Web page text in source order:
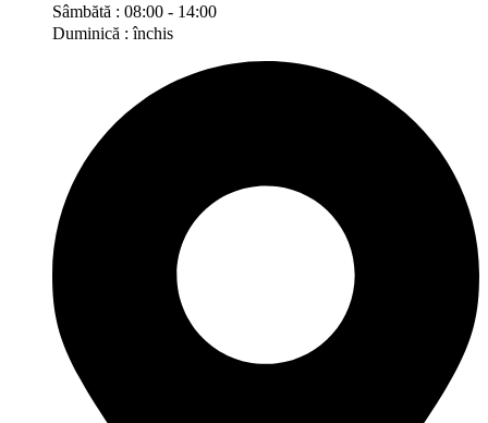
Sâmbătă : 08:00 - 14:00
Duminică : închis